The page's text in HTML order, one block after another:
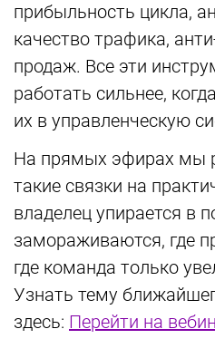
прибыльность цикла,
качество трафика,
продаж. Все эти
работать сильнее,
их в управленческую
На прямых эфирах мы
такие связки на
владелец упирается в
замораживаются, где
где команда только
Узнать тему
здесь: Перейти на